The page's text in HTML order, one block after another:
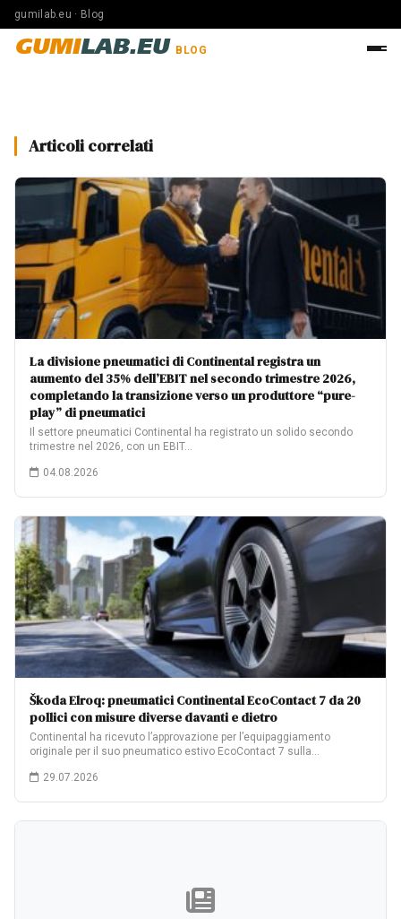
gumilab.eu · Blog
GUMILAB.EU BLOG
Articoli correlati
La divisione pneumatici di Continental registra un
aumento del 35% dell’EBIT nel secondo trimestre 2026,
completando la transizione verso un produttore “pure-
play” di pneumatici
Il settore pneumatici Continental ha registrato un solido secondo
trimestre nel 2026, con un EBIT…
04.08.2026
Škoda Elroq: pneumatici Continental EcoContact 7 da 20
pollici con misure diverse davanti e dietro
Continental ha ricevuto l’approvazione per l’equipaggiamento
originale per il suo pneumatico estivo EcoContact 7 sulla…
29.07.2026